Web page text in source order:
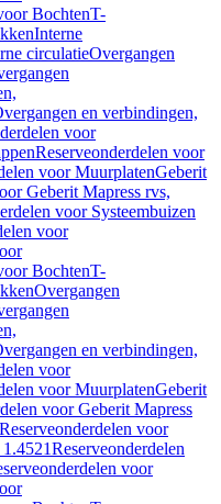
BochtenT-
Interne
circulatieOvergangen
en verbindingen,
voor
Reserveonderdelen voor
voor MuurplatenGeberit
Geberit Mapress rvs,
voor Systeembuizen
voor
BochtenT-
Overgangen
en verbindingen,
voor
voor MuurplatenGeberit
voor Geberit Mapress
Reserveonderdelen voor
Reserveonderdelen
voor